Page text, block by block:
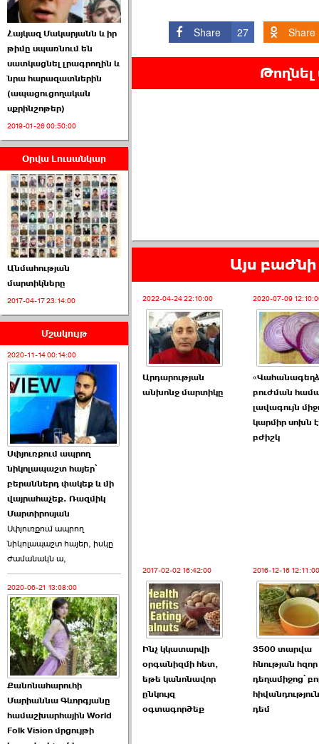
Սահմանադրական
դատարանը մերժեց ›››
2026-07-02 00:39:00
ՈՒՂԻՂ․ ԱԺ-ն
Կառավարության ›››
2026-07-01 00:52:00
ՍԴ-ն հուլիսի 1-ին
կհեռանա ›››
2026-07-01 00:08:00
Աննա Վարդապետյանն
ուղերձ է հղել ›››
2026-06-25 23:21:00
Պաշտոնակռիվը սկսված
է. «Հրապարակ» ›››
2026-06-25 17:13:00
ԱԺ նախագահի
Հայկազ Մակարյանն և իր
թիմը սպառնում են
սատկացնել լրագրողին և
նրա հարազատներին
(ապացուցողական
սքրինշոթեր)
2019-01-26 00:50:00
Օրվա Լուսանկար
Անմահության
մարտիկները
2017-04-17 23:14:00
Մշակույթ
2020-11-14 00:14:00
Սփյուռքում ապրող
նիկոլապաշտ հայեր՝
բերաններդ փակեք և մի
վայրահաչեք. Ռազմիկ
Մարտիրոսյան
Սփյուռքում ապրող
նիկոլապաշտ հայեր, իսկը
ժամանակն ա,
2020-06-21 13:08:00
Քանոնահարուհի
Մարիաննա Գևորգյանը
համաշխարհային World
Folk Vision մրցույթի
Share 27 Share
Թողնել
Այս բաժնի
2022-04-24 22:10:00
Արդարության
անխոնջ մարտիկը
2020-07-09
բուժման
լավագույն
կարմիր սոխն
բժիշկ
2017-02-02 16:42:00
Ինչ կկատարվի
օրգանիզմի հետ,
եթե կանոնավոր
ընկույզ
օգտագործեք
2016-12-16 12:11:00
3500 տարվա
հնության հզոր
դեղամիջոց՝
դեմ